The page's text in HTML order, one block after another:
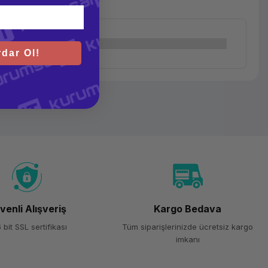
Alışveriş
bit SSL sertifikası
Kargo Bedava
Tüm siparişlerinizde ücretsiz kargo
imkanı
Ol!